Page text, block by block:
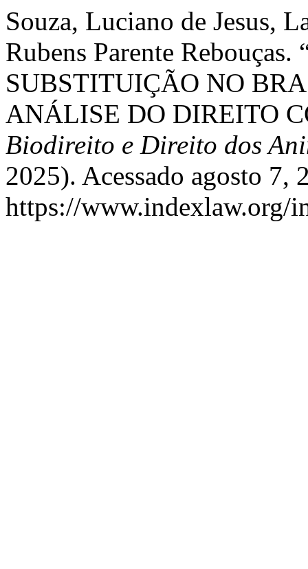
Souza, Luciano de Jesus,
Rubens Parente
SUBSTITUIÇÃO NO
ANÁLISE DO DIREITO
Biodireito e Direito dos
2025). Acessado agosto 7,
https://www.indexlaw.org/